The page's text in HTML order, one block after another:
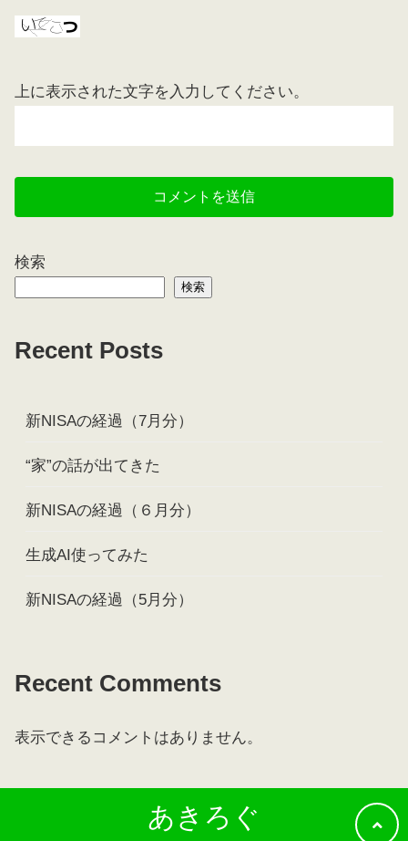
上に表示された文字を入力してください。
検索
検索
Recent Posts
新NISAの経過（7月分）
“家”の話が出てきた
新NISAの経過（６月分）
生成AI使ってみた
新NISAの経過（5月分）
Recent Comments
表示できるコメントはありません。
あきろぐ